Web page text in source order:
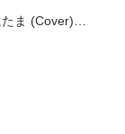
たま (Cover)…